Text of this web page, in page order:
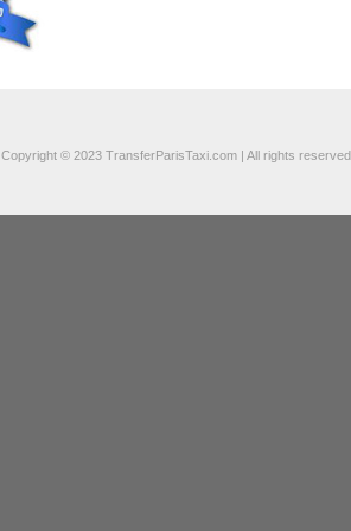
Copyright © 2023 TransferParisTaxi.com | All rights reserved